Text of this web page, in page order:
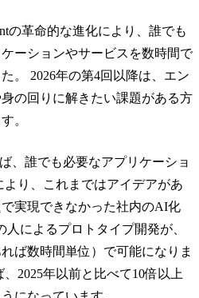
の革命的な進化により、誰でも
ーションやサービスを数時間で
。 2026年の第4回以降は、エン
の回りに解きたい課題がある方
。
、誰でも必要なアプリケーショ
り、これまではアイデアがあ
実現できなかった社内のAI化
によるプロトタイプ開発が、
ば数時間単位）で可能になりま
2025年以前と比べて10倍以上